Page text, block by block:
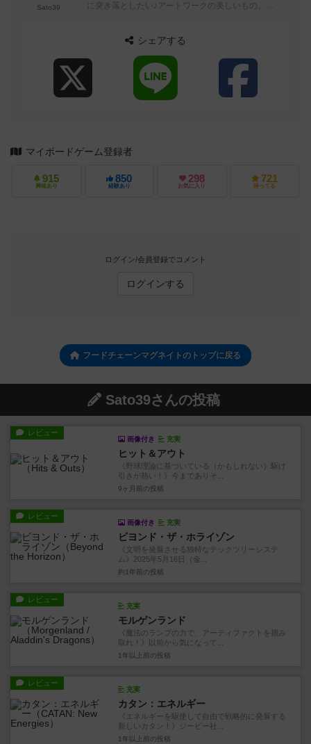
Sato39
に突き落としたい♪アートワークの美しいもの、コ
シェアする
マイボードゲーム登録者
915
興味あり
850
経験あり
298
お気に入り
721
持ってる
ログイン/会員登録でコメント
ログインする
フードチェーンマグネイトのトップに戻る
Sato39さんの投稿
レビュー
画像付き 充実
ヒット＆アウト
《野球理論に基づいている（かもしれない）駆け
引きが熱い！》今までありそ...
9ヶ月前 の投稿
レビュー
画像付き 充実
ビヨンド・ザ・ホライゾン
《文明を発展させる独特なテックツリーシステ
ム》2025年5月16日（金...
約1年前 の投稿
レビュー
充実
モルゲンランド
《魔法のランプの力で、アーティファクトを掴み
取れ！》以前から気になって...
1年以上前 の投稿
レビュー
充実
カタン：エネルギー
《エネルギーを駆使して自由で戦略的に発展する
新しいカタン！》ジーピー社...
1年以上前 の投稿